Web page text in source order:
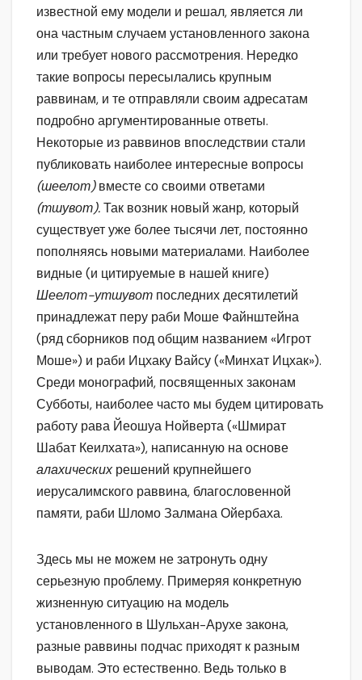
известной ему модели и решал, является ли
она частным случаем установленного закона
или требует нового рассмотрения. Нередко
такие вопросы пересылались крупным
раввинам, и те отправляли своим адресатам
подробно аргументированные ответы.
Некоторые из раввинов впоследствии стали
публиковать наиболее интересные вопросы
(шеелот)вместе со своими ответами
(тшувот).Так возник новый жанр, который
существует уже более тысячи лет, постоянно
пополняясь новыми материалами. Наиболее
видные (и цитируемые в нашей книге)
Шеелот-утшувот последних десятилетий
принадлежат перу раби Моше Файнштейна
(ряд сборников под общим названием «Игрот
Моше») и раби Ицхаку Вайсу («Минхат Ицхак»).
Среди монографий, посвященных законам
Субботы, наиболее часто мы будем цитировать
работу рава Йеошуа Нойверта («Шмират
Шабат Кеилхата»), написанную на основе
алахическихрешений крупнейшего
иерусалимского раввина, благословенной
памяти, раби Шломо Залмана Ойербаха.
Здесь мы не можем не затронуть одну
серьезную проблему. Примеряя конкретную
жизненную ситуацию на модель
установленного в Шульхан-Арухе закона,
разные раввины подчас приходят к разным
выводам. Это естественно. Ведь только в